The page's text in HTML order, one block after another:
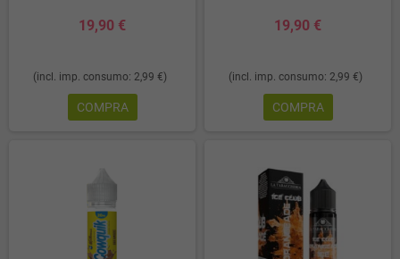
19,90 €
(incl. imp. consumo: 2,99 €)
COMPRA
19,90 €
(incl. imp. consumo: 2,99 €)
COMPRA